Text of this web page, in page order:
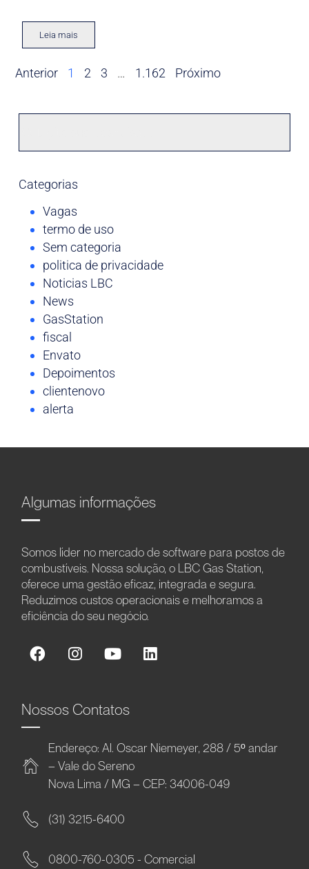
Leia mais
Anterior 1 2 3 … 1.162 Próximo
Categorias
Vagas
termo de uso
Sem categoria
politica de privacidade
Noticias LBC
News
GasStation
fiscal
Envato
Depoimentos
clientenovo
alerta
Algumas informações
Somos líder no mercado de software para postos de
combustíveis. Nossa solução, o LBC Gas Station,
oferece uma gestão eficaz, integrada e segura.
Reduzimos custos operacionais e melhoramos a
eficiência do seu negócio.
Nossos Contatos
Endereço: Al. Oscar Niemeyer, 288 / 5º andar
– Vale do Sereno
Nova Lima / MG – CEP: 34006-049
(31) 3215-6400
0800-760-0305 - Comercial